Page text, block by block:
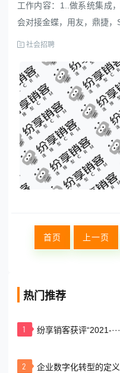
工作内容：1..做系统集成
会对接金蝶，用友，鼎捷，
低代码配置（简单易学）
格式。3.有windows服务
语句操作数据库，有sql
社会招聘
首页 上一页
热门推荐
1 纷享销客获评“2021-···
2 企业数字化转型的定义